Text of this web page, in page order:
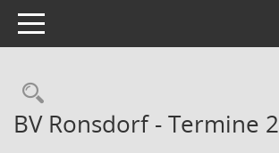
Toggle navigation
Rechercheauswahl
BV Ronsdorf - Termine